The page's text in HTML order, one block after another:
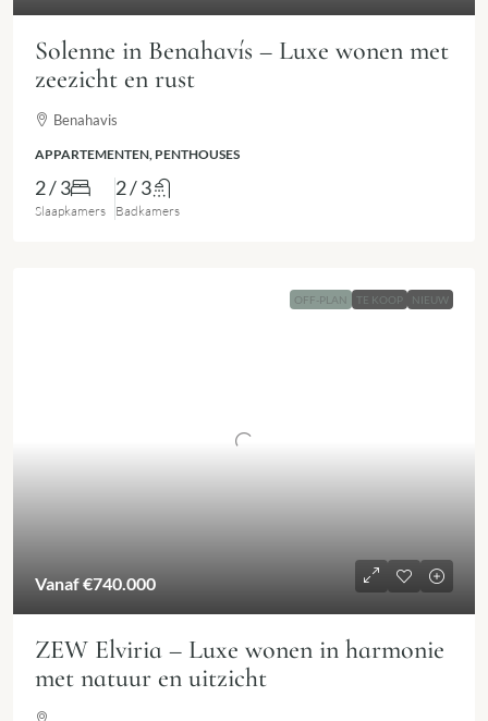
Solenne in Benahavís – Luxe wonen met
zeezicht en rust
Benahavis
APPARTEMENTEN, PENTHOUSES
2 / 3
Slaapkamers
2 / 3
Badkamers
OFF-PLAN TE KOOP NIEUW
Vanaf€740.000
ZEW Elviria – Luxe wonen in harmonie
met natuur en uitzicht